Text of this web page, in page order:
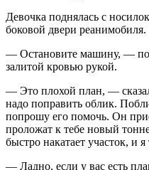
Девочка поднялась с
боковой двери реанимобиля.
— Остановите машину, —
залитой кровью рукой.
— Это плохой план, —
надо поправить облик.
попрошу его помочь. Он
проложат к тебе новый
быстро накатает участок, и
— Ладно, если у вас есть